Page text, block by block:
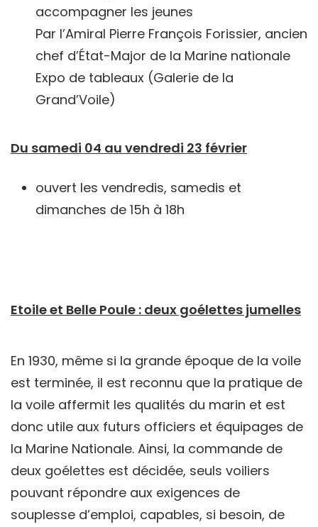
accompagner les jeunes
Par l’Amiral Pierre François Forissier, ancien
chef d’État-Major de la Marine nationale
Expo de tableaux (Galerie de la
Grand’Voile)
Du samedi 04 au vendredi 23 février
ouvert les vendredis, samedis et
dimanches de 15h à 18h
Etoile et Belle Poule : deux goélettes jumelles
En 1930, même si la grande époque de la voile
est terminée, il est reconnu que la pratique de
la voile affermit les qualités du marin et est
donc utile aux futurs officiers et équipages de
la Marine Nationale. Ainsi, la commande de
deux goélettes est décidée, seuls voiliers
pouvant répondre aux exigences de
souplesse d’emploi, capables, si besoin, de